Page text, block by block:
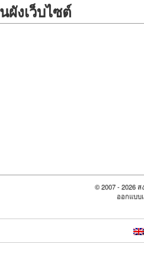
ผังเว็บไซต์
© 2007 - 2026
ออกแบบ